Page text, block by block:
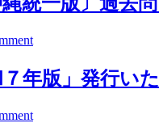
年版」発行いた